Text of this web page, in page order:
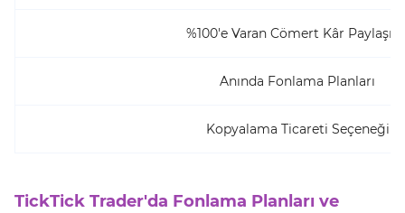
%100'e Varan Cömert Kâr
Anında Fonlama Planları
Kopyalama Ticareti Seçeneği
TickTick Trader'da Fonlama Planları ve